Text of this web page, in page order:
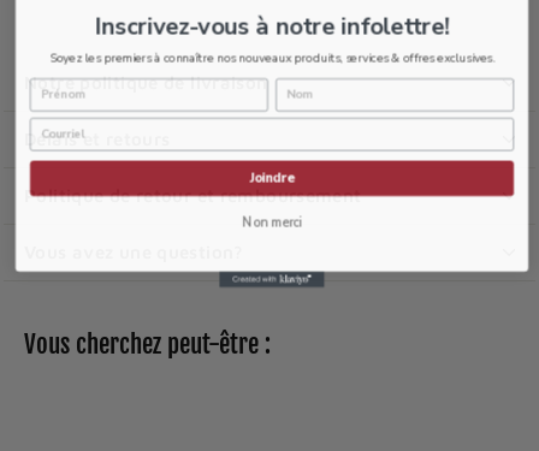
Notre politique de livraison
Délais et retours
Politique de retour et remboursement
Vous cherchez peut-être :
Inscrivez-vous à notre infolettre!
Soyez les premiers à connaître nos nouveaux produits, services & offres exclusives.
Joindre
Non merci